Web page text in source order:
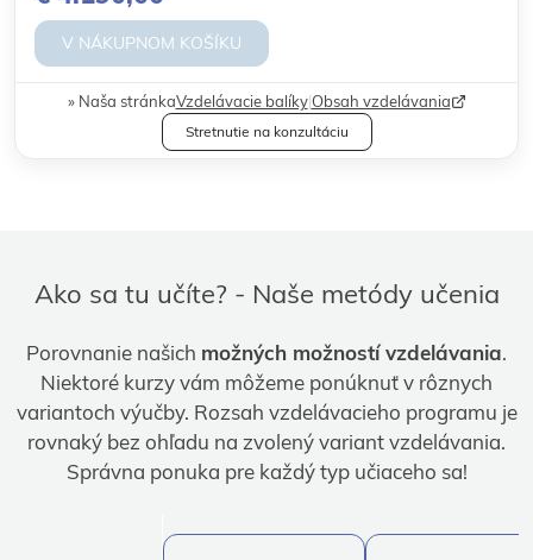
V NÁKUPNOM KOŠÍKU
Naša stránkaVzdelávacie balíky|Obsah vzdelávania
Stretnutie na konzultáciu
Ako sa tu učíte? - Naše metódy učenia
Porovnanie našich možných možností vzdelávania.
Niektoré kurzy vám môžeme ponúknuť v rôznych
variantoch výučby. Rozsah vzdelávacieho programu je
rovnaký bez ohľadu na zvolený variant vzdelávania.
Správna ponuka pre každý typ učiaceho sa!